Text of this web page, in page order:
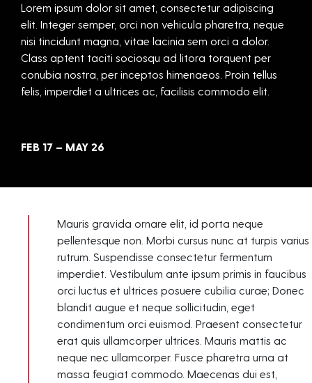
Lorem ipsum dolor sit amet, consectetur adipiscing
elit. Integer semper, orci non vehicula pharetra, neque
nisi tincidunt magna, vitae lacinia sem orci a dolor.
Class aptent taciti sociosqu ad litora torquent per
conubia nostra, per inceptos himenaeos. Proin tellus
felis, imperdiet a ultrices ac, facilisis commodo elit.
FEB 17 – MAY 26
Mauris gravida ornare elit, id porta neque
pellentesque non. Morbi cursus nunc at turpis varius
rutrum. Suspendisse consectetur fermentum
imperdiet. Vestibulum ante ipsum primis in faucibus
orci luctus et ultrices posuere cubilia curae; Donec
blandit augue et neque sollicitudin, eget
condimentum orci euismod. Praesent consectetur
erat quis ullamcorper ultrices. Mauris mattis ac
neque nec ullamcorper. Fusce pharetra urna at
massa feugiat commodo. Maecenas dui est,